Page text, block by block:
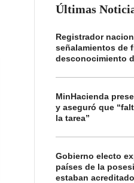
Últimas
Registrador
señalamientos de
desconocimiento
MinHacienda
y aseguró que
la tarea”
Gobierno electo
países de la
estaban